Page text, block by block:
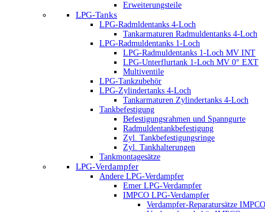
Erweiterungsteile
LPG-Tanks
LPG-Radmldentanks 4-Loch
Tankarmaturen Radmuldentanks 4-Loch
LPG-Radmuldentanks 1-Loch
LPG-Radmuldentanks 1-Loch MV INT
LPG-Unterflurtank 1-Loch MV 0° EXT
Multiventile
LPG-Tankzubehör
LPG-Zylindertanks 4-Loch
Tankarmaturen Zylindertanks 4-Loch
Tankbefestigung
Befestigungsrahmen und Spanngurte
Radmuldentankbefestigung
Zyl. Tankbefestigungsringe
Zyl. Tankhalterungen
Tankmontagesätze
LPG-Verdampfer
Andere LPG-Verdampfer
Emer LPG-Verdampfer
IMPCO LPG-Verdampfer
Verdampfer-Reparatursätze IMPCO